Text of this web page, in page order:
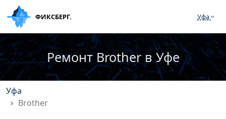
ФИКСБЕРГ. Уфа
Ремонт Brother в Уфе
Уфа
Brother